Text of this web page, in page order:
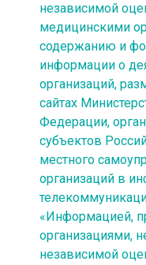
независимой
медицинскими
содержанию и
информации о
организаций,
сайтах
Федерации,
субъектов
местного
организаций в
«Информацией,
организациями,
независимой